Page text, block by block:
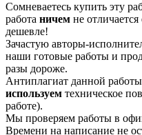
Сомневаетесь купить эту
работа ничем не
дешевле!
Зачастую авторы-
наши готовые работы и
разы дороже.
Антиплагиат данной работы
используем техническое
работе).
Мы проверяем работы в
Времени на написание не